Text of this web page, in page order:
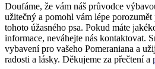
Doufáme, že vám náš průvodce
užitečný a pomohl vám lépe⁢ porozumět
tohoto úžasného⁢ psa.⁤ Pokud máte⁤
informace, neváhejte nás kontaktovat.
vybavení pro ‍vašeho Pomeraniana a
radosti a lásky. Děkujeme za přečtení a